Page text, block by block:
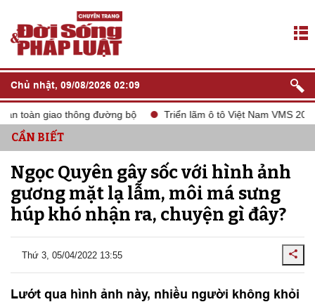
Chủ nhật, 09/08/2026 02:09
giao thông đường bộ Triển lãm ô tô Việt Nam VMS 2024
CẦN BIẾT
Ngọc Quyên gây sốc với hình ảnh
gương mặt lạ lẫm, môi má sưng
húp khó nhận ra, chuyện gì đây?
Thứ 3, 05/04/2022 13:55
Lướt qua hình ảnh này, nhiều người không khỏi